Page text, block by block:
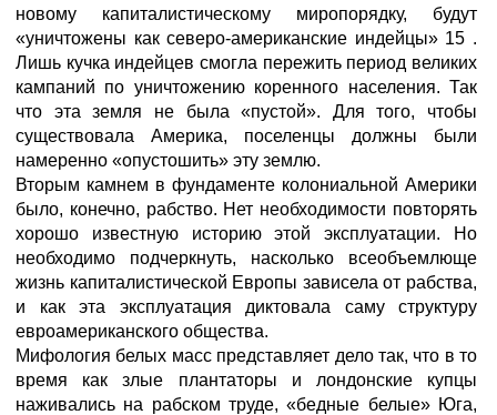
новому капиталистическому миропорядку, будут
«уничтожены как северо-американские индейцы» 15 .
Лишь кучка индейцев смогла пережить период великих
кампаний по уничтожению коренного населения. Так
что эта земля не была «пустой». Для того, чтобы
существовала Америка, поселенцы должны были
намеренно «опустошить» эту землю.
Вторым камнем в фундаменте колониальной Америки
было, конечно, рабство. Нет необходимости повторять
хорошо известную историю этой эксплуатации. Но
необходимо подчеркнуть, насколько всеобъемлюще
жизнь капиталистической Европы зависела от рабства,
и как эта эксплуатация диктовала саму структуру
евроамериканского общества.
Мифология белых масс представляет дело так, что в то
время как злые плантаторы и лондонские купцы
наживались на рабском труде, «бедные белые» Юга,